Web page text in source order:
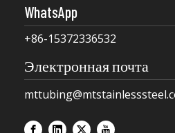
WhatsApp
+86-15372336532
Электронная почта